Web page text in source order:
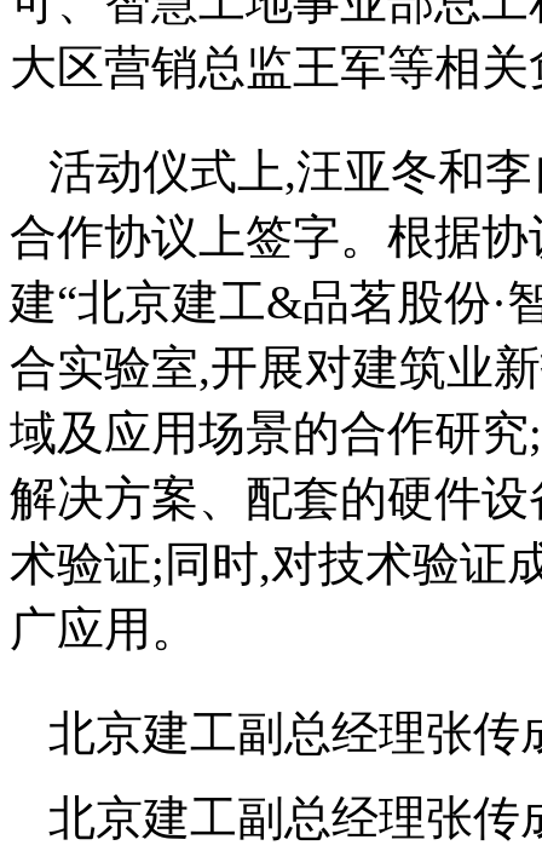
大区营销总监王军等相
活动仪式上,汪亚冬和
合作协议上签字。根据
建“北京建工&品茗股份·
合实验室,开展对建筑业
域及应用场景的合作研
解决方案、配套的硬件
术验证;同时,对技术验证
广应用。
北京建工副总经理张传
北京建工副总经理张传